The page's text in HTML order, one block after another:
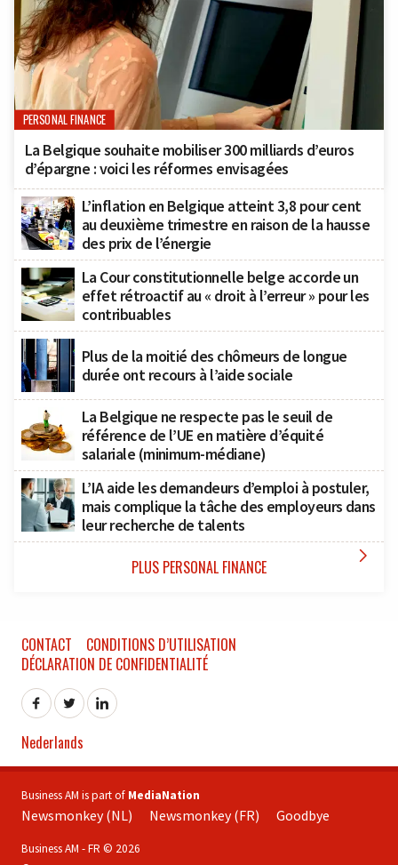
PERSONAL FINANCE
La Belgique souhaite mobiliser 300 milliards d’euros
d’épargne : voici les réformes envisagées
L’inflation en Belgique atteint 3,8 pour cent
au deuxième trimestre en raison de la hausse
des prix de l’énergie
La Cour constitutionnelle belge accorde un
effet rétroactif au « droit à l’erreur » pour les
contribuables
Plus de la moitié des chômeurs de longue
durée ont recours à l’aide sociale
La Belgique ne respecte pas le seuil de
référence de l’UE en matière d’équité
salariale (minimum-médiane)
L’IA aide les demandeurs d’emploi à postuler,
mais complique la tâche des employeurs dans
leur recherche de talents
PLUS PERSONAL FINANCE 
CONTACT
CONDITIONS D’UTILISATION
DÉCLARATION DE CONFIDENTIALITÉ
Nederlands
Business AM is part of MediaNation
Newsmonkey (NL) Newsmonkey (FR) Goodbye
Business AM - FR © 2026